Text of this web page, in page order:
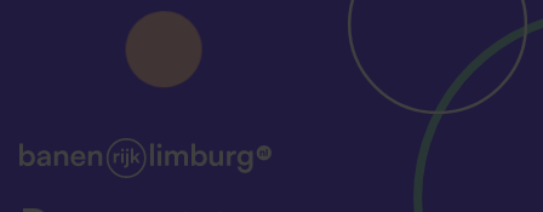
Over de Maastricht University Office (MUO)
MUO verbindt, faciliteert en versterkt samenwerking
binnen én buiten de UM. Als netwerkorganisatie